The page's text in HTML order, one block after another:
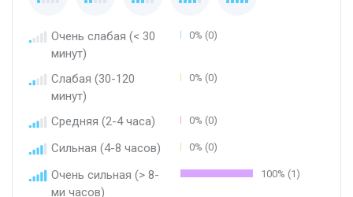
Очень слабая (< 30
минут)
0% (0)
Слабая (30-120
минут)
0% (0)
Средняя (2-4 часа) 0% (0)
Сильная (4-8 часов) 0% (0)
Очень сильная (> 8-
ми часов)
100% (1)